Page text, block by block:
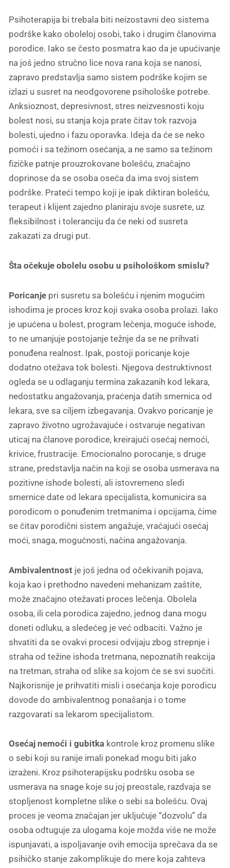
Psihoterapija bi trebala biti neizostavni deo sistema
podrške kako oboleloj osobi, tako i drugim članovima
porodice. Iako se često posmatra kao da je upućivanje
na još jedno stručno lice nova rana koja se nanosi,
zapravo predstavlja samo sistem podrške kojim se
izlazi u susret na neodgovorene psihološke potrebe.
Anksioznost, depresivnost, stres neizvesnosti koju
bolest nosi, su stanja koja prate čitav tok razvoja
bolesti, ujedno i fazu oporavka. Ideja da će se neko
pomoći i sa težinom osećanja, a ne samo sa težinom
fizičke patnje prouzrokovane bolešću, značajno
doprinose da se osoba oseća da ima svoj sistem
podrške. Prateći tempo koji je ipak diktiran bolešću,
terapeut i klijent zajedno planiraju svoje susrete, uz
fleksibilnost i toleranciju da će neki od susreta
zakazati za drugi put.
Šta očekuje obolelu osobu u psihološkom smislu?
Poricanje pri susretu sa bolešću i njenim mogućim
ishodima je proces kroz koji svaka osoba prolazi. Iako
je upućena u bolest, program lečenja, moguće ishode,
to ne umanjuje postojanje težnje da se ne prihvati
ponuđena realnost. Ipak, postoji poricanje koje
dodatno otežava tok bolesti. Njegova destruktivnost
ogleda se u odlaganju termina zakazanih kod lekara,
nedostatku angažovanja, praćenja datih smernica od
lekara, sve sa ciljem izbegavanja. Ovakvo poricanje je
zapravo životno ugrožavajuće i ostvaruje negativan
uticaj na članove porodice, kreirajući osećaj nemoći,
krivice, frustracije. Emocionalno porocanje, s druge
strane, predstavlja način na koji se osoba usmerava na
pozitivne ishode bolesti, ali istovremeno sledi
smernice date od lekara specijalista, komunicira sa
porodicom o ponuđenim tretmanima i opcijama, čime
se čitav porodični sistem angažuje, vraćajući osećaj
moći, snaga, mogućnosti, načina angažovanja.
Ambivalentnost je još jedna od očekivanih pojava,
koja kao i prethodno navedeni mehanizam zaštite,
može značajno otežavati proces lečenja. Obolela
osoba, ili cela porodica zajedno, jednog dana mogu
doneti odluku, a sledećeg je već odbaciti. Važno je
shvatiti da se ovakvi procesi odvijaju zbog strepnje i
straha od težine ishoda tretmana, nepoznatih reakcija
na tretman, straha od slike sa kojom će se svi suočiti.
Najkorisnije je prihvatiti misli i osećanja koje porodicu
dovode do ambivalentnog ponašanja i o tome
razgovarati sa lekarom specijalistom.
Osećaj nemoći i gubitka kontrole kroz promenu slike
o sebi koji su ranije imali ponekad mogu biti jako
izraženi. Kroz psihoterapijsku podršku osoba se
usmerava na snage koje su joj preostale, razdvaja se
stopljenost kompletne slike o sebi sa bolešću. Ovaj
proces je veoma značajan jer uključuje “dozvolu” da
osoba odtuguje za ulogama koje možda više ne može
ispunjavati, a ispoljavanje ovih emocija sprečava da se
psihičko stanje zakomplikuje do mere koja zahteva